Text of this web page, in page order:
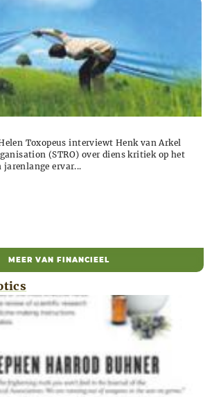
Toxopeus interviewt Henk van Arkel
(STRO) over diens kritiek op het
ervar...
MEER VAN FINANCIEEL